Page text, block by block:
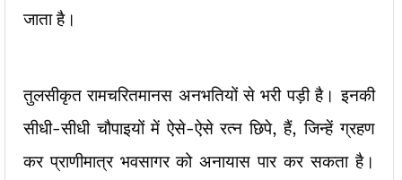
जाता है।
तुलसीकृत रामचरितमानस अनभतियों से भरी पड़ी है। इनकी
सीधी-सीधी चौपाइयों में ऐसे-ऐसे रत्न छिपे, हैं, जिन्हें ग्रहण
कर प्राणीमात्र भवसागर को अनायास पार कर सकता है।